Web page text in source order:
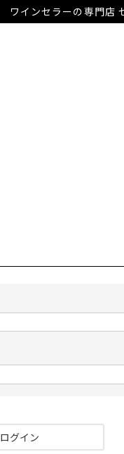
ワインセラーの専門店
ログイン